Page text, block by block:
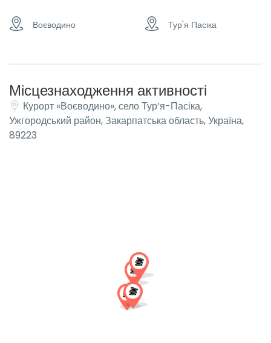
Воєводино Тур'я Пасіка
Місцезнаходження активності
Курорт «Воєводино», село Тур’я-Пасіка,
Ужгородський район, Закарпатська область, Україна,
89223